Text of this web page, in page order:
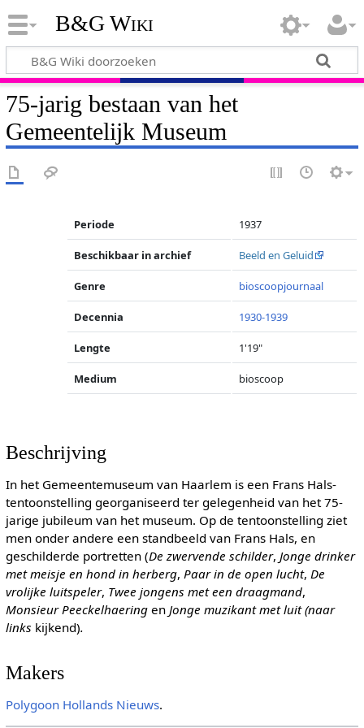
B&G Wiki
75-jarig bestaan van het
Gemeentelijk Museum
Periode 1937
Beschikbaar in archief Beeld en Geluid
Genre bioscoopjournaal
Decennia 1930-1939
Lengte 1'19"
Medium bioscoop
Beschrijving
In het Gemeentemuseum van Haarlem is een Frans Hals-
tentoonstelling georganiseerd ter gelegenheid van het 75-
jarige jubileum van het museum. Op de tentoonstelling ziet
men onder andere een standbeeld van Frans Hals, en
geschilderde portretten (De zwervende schilder, Jonge drinker
met meisje en hond in herberg, Paar in de open lucht, De
vrolijke luitspeler, Twee jongens met een draagmand,
Monsieur Peeckelhaeringen Jonge muzikant met luit (naar
links kijkend).
Makers
Polygoon Hollands Nieuws.